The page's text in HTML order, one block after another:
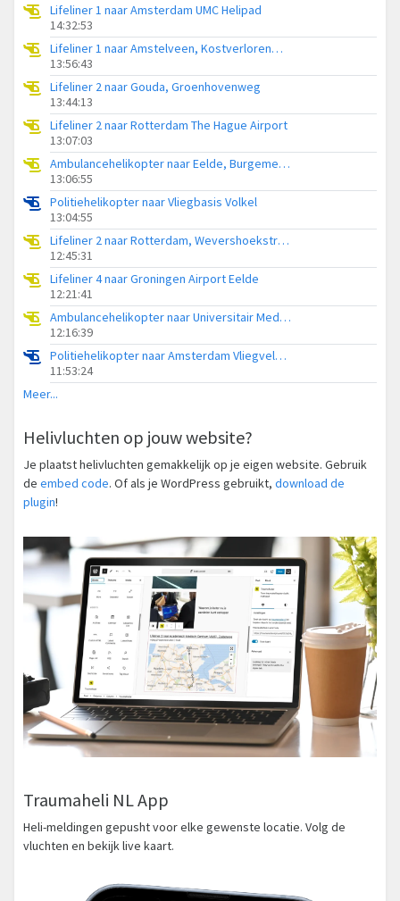
Lifeliner 1 naar Amsterdam UMC Helipad
14:32:53
Lifeliner 1 naar Amstelveen, Kostverlorenweg
13:56:43
Lifeliner 2 naar Gouda, Groenhovenweg
13:44:13
Lifeliner 2 naar Rotterdam The Hague Airport
13:07:03
Ambulancehelikopter naar Eelde, Burgemeester J.G. Legroweg
13:06:55
Politiehelikopter naar Vliegbasis Volkel
13:04:55
Lifeliner 2 naar Rotterdam, Wevershoekstraat
12:45:31
Lifeliner 4 naar Groningen Airport Eelde
12:21:41
Ambulancehelikopter naar Universitair Medisch Centrum Groningen
12:16:39
Politiehelikopter naar Amsterdam Vliegveld Schiphol
11:53:24
Meer...
Helivluchten op jouw website?
Je plaatst helivluchten gemakkelijk op je eigen website. Gebruik
de embed code. Of als je WordPress gebruikt, download de
plugin!
Traumaheli NL App
Heli-meldingen gepusht voor elke gewenste locatie. Volg de
vluchten en bekijk live kaart.